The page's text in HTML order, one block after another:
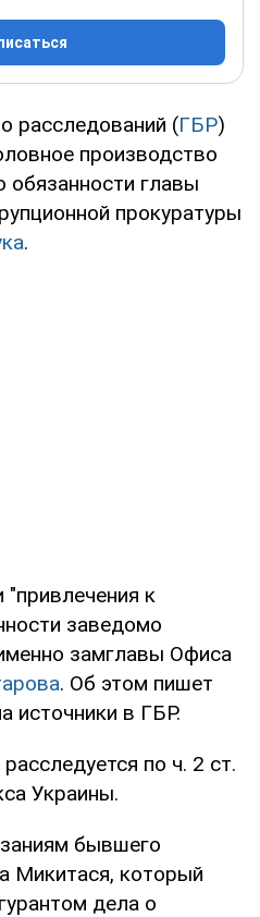
расследований (ГБР)
производство
главы
прокуратуры
.
"привлечения к
заведомо
замглавы Офиса
. Об этом пишет
источники в ГБР.
по ч. 2 ст.
Украины.
бывшего
Микитася, который
дела о